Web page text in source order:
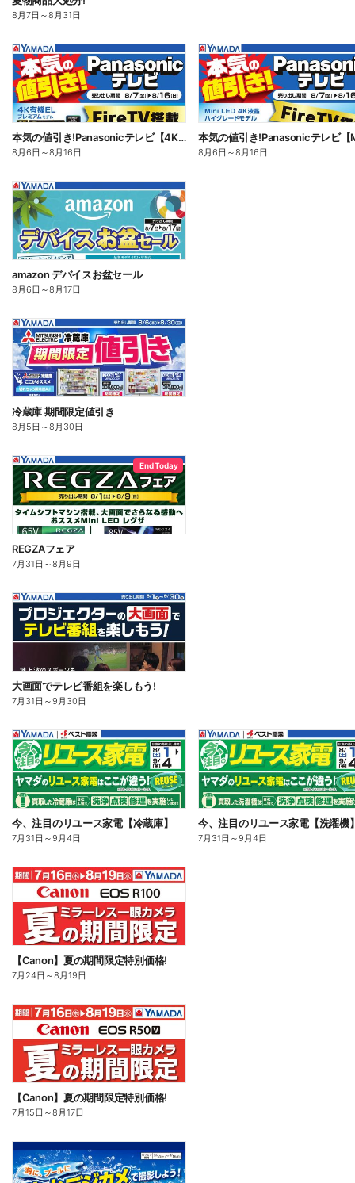
8月7日 ～8月31日
本気の値引き!Panasonicテレビ【4K有機EL】
8月6日 ～8月16日 8月6日 ～8月16日
amazon デバイスお盆セール
8月6日 ～8月17日
冷蔵庫 期間限定値引き
8月5日 ～8月30日
End Today
REGZAフェア
7月31日 ～8月9日
大画面でテレビ番組を楽しもう!
7月31日 ～9月30日
今、注目のリユース家電【冷蔵庫】
7月31日 ～9月4日
今、注目のリユース家電【洗濯機
7月31日 ～9月4日
【Canon】夏の期間限定特別価格!
7月24日 ～8月19日
【Canon】夏の期間限定特別価格!
7月15日 ～8月17日